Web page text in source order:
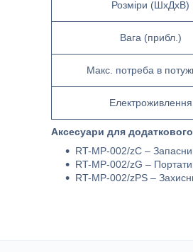
Розміри (ШхДхВ)
Вага (прибл.)
Макс. потреба в
Електроживлення
Аксесуари для
RT-MP-002/zC –
RT-MP-002/zG –
RT-MP-002/zPS –